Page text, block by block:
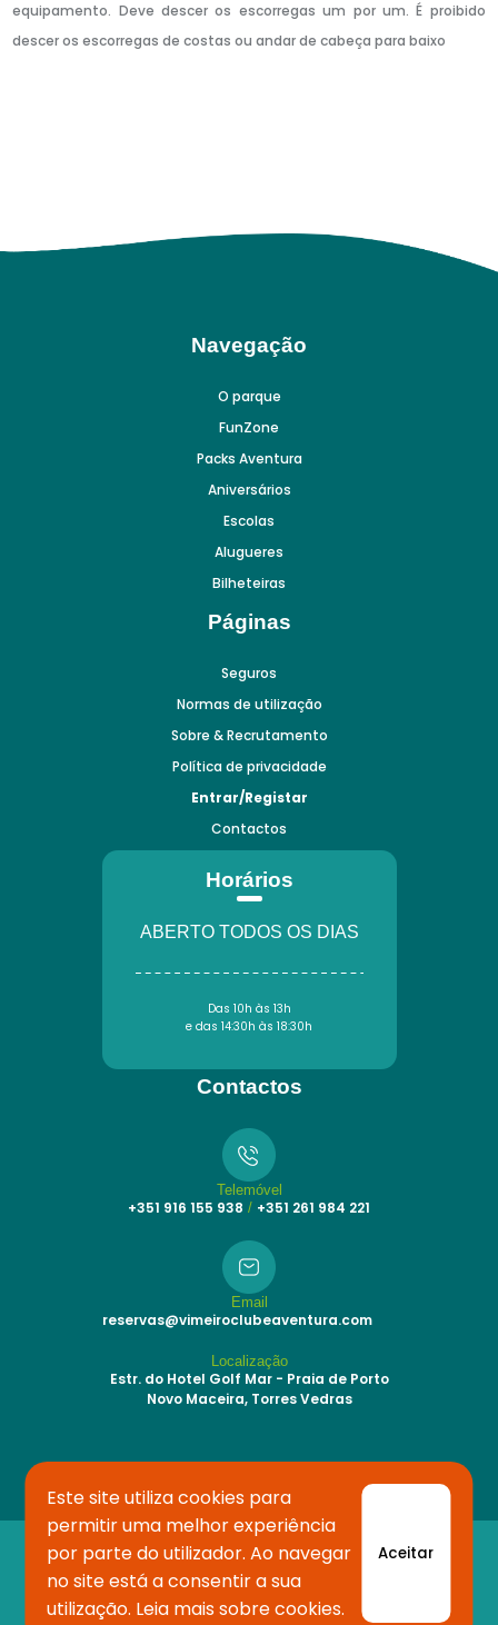
equipamento. Deve descer os escorregas um por um. É proibido
descer os escorregas de costas ou andar de cabeça para baixo
Navegação
O parque
FunZone
Packs Aventura
Aniversários
Escolas
Alugueres
Bilheteiras
Páginas
Seguros
Normas de utilização
Sobre & Recrutamento
Política de privacidade
Entrar/Registar
Contactos
Horários
ABERTO TODOS OS DIAS
Das 10h às 13h
e das 14:30h às 18:30h
Contactos
Telemóvel
+351 916 155 938 / +351 261 984 221
Email
reservas@vimeiroclubeaventura.com
Localização
Estr. do Hotel Golf Mar - Praia de Porto
Novo Maceira, Torres Vedras
Copyright © 2024 devtech
Powered by Experience Sport com RNAAT 67/2007
TERMOS E CONDIÇÕES
LIVRO DE RECLAMAÇÕES
Este site utiliza cookies para
permitir uma melhor experiência
por parte do utilizador. Ao navegar
no site está a consentir a sua
utilização. Leia mais sobre cookies.
Aceitar